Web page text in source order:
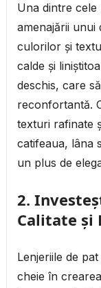
Una dintre cele
amenajării unui
culorilor și
calde și
deschis, care
reconfortantă.
texturi rafinate
catifeaua, lâna
un plus de
2.
Calitate și
Lenjeriile de
cheie în